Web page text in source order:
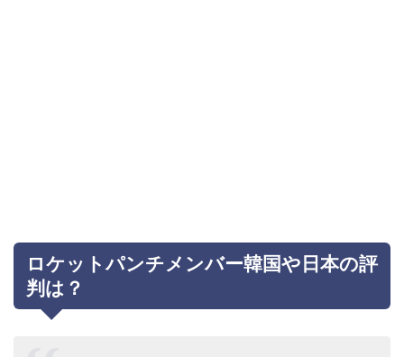
ロケットパンチメンバー韓国や日本の評
判は？